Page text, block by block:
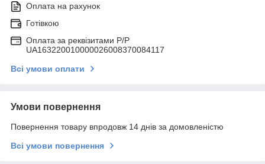
Оплата на рахунок
Готівкою
Оплата за реквізитами P/Р
UA163220010000026008370084117
Всі умови оплати
Умови повернення
Повернення товару впродовж 14 днів за домовленістю
Всі умови повернення